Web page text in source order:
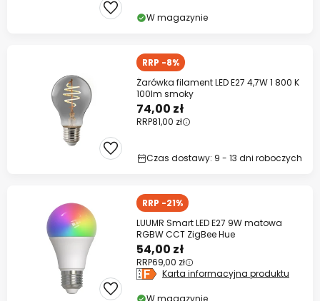
W magazynie
RRP -8%
Żarówka filament LED E27 4,7W 1 800 K
100lm smoky
74,00 zł
RRP81,00 zł
Czas dostawy: 9 - 13 dni roboczych
RRP -21%
LUUMR Smart LED E27 9W matowa
RGBW CCT ZigBee Hue
54,00 zł
RRP69,00 zł
Karta informacyjna produktu